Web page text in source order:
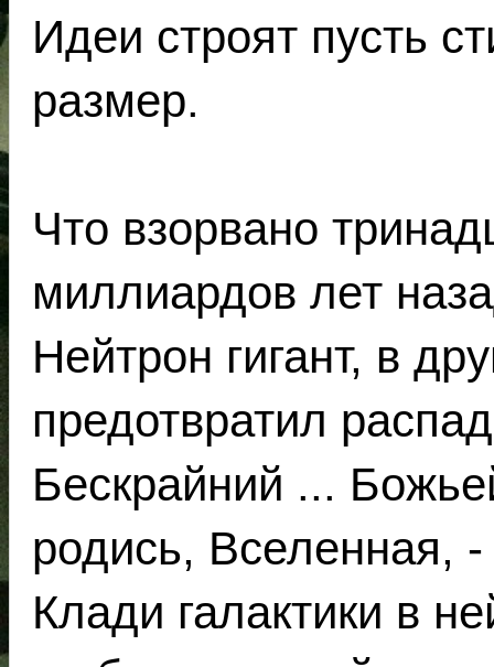
Идеи строят пусть
размер.
Что взорвано
миллиардов лет
Нейтрон гигант, в
предотвратил распад
Бескрайний ...
родись, Вселенная,
Клади галактики в